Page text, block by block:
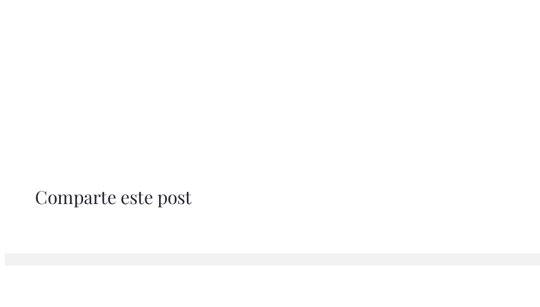
Comparte este post